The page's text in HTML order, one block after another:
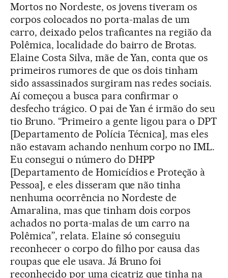
Mortos no Nordeste, os jovens tiveram os
corpos colocados no porta-malas de um
carro, deixado pelos traficantes na região da
Polêmica, localidade do bairro de Brotas.
Elaine Costa Silva, mãe de Yan, conta que os
primeiros rumores de que os dois tinham
sido assassinados surgiram nas redes sociais.
Aí começou a busca para confirmar o
desfecho trágico. O pai de Yan é irmão do seu
tio Bruno. “Primeiro a gente ligou para o DPT
[Departamento de Polícia Técnica], mas eles
não estavam achando nenhum corpo no IML.
Eu consegui o número do DHPP
[Departamento de Homicídios e Proteção à
Pessoa], e eles disseram que não tinha
nenhuma ocorrência no Nordeste de
Amaralina, mas que tinham dois corpos
achados no porta-malas de um carro na
Polêmica”, relata. Elaine só conseguiu
reconhecer o corpo do filho por causa das
roupas que ele usava. Já Bruno foi
reconhecido por uma cicatriz que tinha na